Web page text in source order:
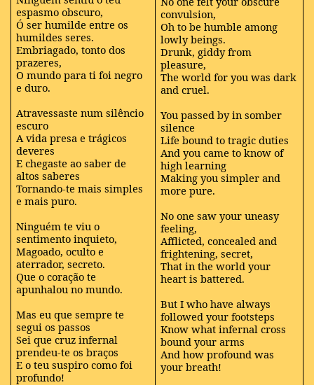
espasmo obscuro,
Ó ser humilde entre os
humildes seres.
Embriagado, tonto dos
prazeres,
O mundo para ti foi negro
e duro.
Atravessaste num silêncio
escuro
A vida presa e trágicos
deveres
E chegaste ao saber de
altos saberes
Tornando-te mais simples
e mais puro.
Ninguém te viu o
sentimento inquieto,
Magoado, oculto e
aterrador, secreto.
Que o coração te
apunhalou no mundo.
Mas eu que sempre te
segui os passos
Sei que cruz infernal
prendeu-te os braços
E o teu suspiro como foi
profundo!
convulsion,
Oh to be humble among
lowly beings.
Drunk, giddy from
pleasure,
The world for you was dark
and cruel.
You passed by in somber
silence
Life bound to tragic duties
And you came to know of
high learning
Making you simpler and
more pure.
No one saw your uneasy
feeling,
Afflicted, concealed and
frightening, secret,
That in the world your
heart is battered.
But I who have always
followed your footsteps
Know what infernal cross
bound your arms
And how profound was
your breath!